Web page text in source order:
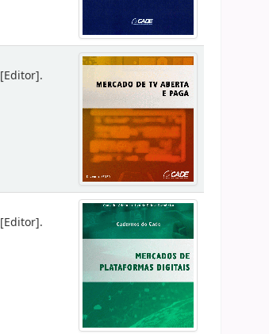
[Editor].
[Editor].